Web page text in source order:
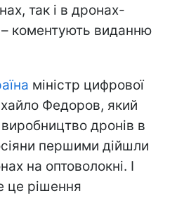
так і в дронах-
коментують виданню
міністр цифрової
Федоров, який
дронів в
першими дійшли
на оптоволокні. І
це рішення